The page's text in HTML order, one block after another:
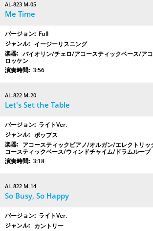
AL-823 M-05
Me Time
Full
イージーリスニング
バイオリン/チェロ/アコースティックベース/ア
ロッケン
3:56
AL-822 M-20
Let's Set the Table
ライトVer.
ポップス
アコースティックピアノ/オルガン/エレクトリ
コースティックベース/ウィンドチャイム/ドラムループ
3:18
AL-822 M-14
So Busy, So Happy
ライトVer.
カントリー